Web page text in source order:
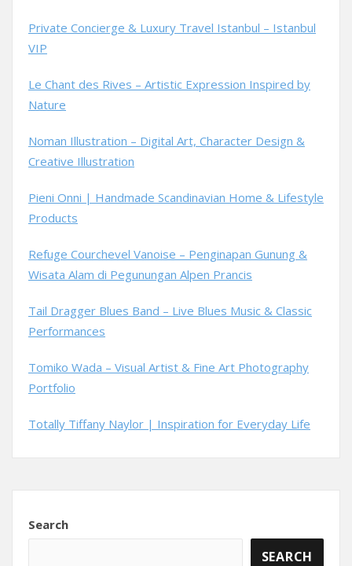
Private Concierge & Luxury Travel Istanbul – Istanbul
VIP
Le Chant des Rives – Artistic Expression Inspired by
Nature
Noman Illustration – Digital Art, Character Design &
Creative Illustration
Pieni Onni | Handmade Scandinavian Home & Lifestyle
Products
Refuge Courchevel Vanoise – Penginapan Gunung &
Wisata Alam di Pegunungan Alpen Prancis
Tail Dragger Blues Band – Live Blues Music & Classic
Performances
Tomiko Wada – Visual Artist & Fine Art Photography
Portfolio
Totally Tiffany Naylor | Inspiration for Everyday Life
Search
SEARCH